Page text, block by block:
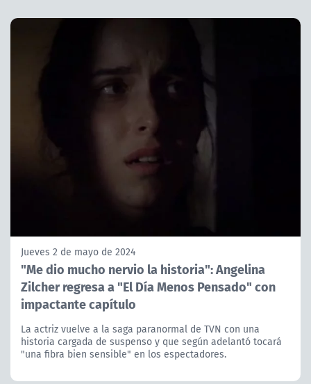
Jueves 2 de mayo de 2024
"Me dio mucho nervio la historia": Angelina
Zilcher regresa a "El Día Menos Pensado" con
impactante capítulo
La actriz vuelve a la saga paranormal de TVN con una
historia cargada de suspenso y que según adelantó tocará
"una fibra bien sensible" en los espectadores.